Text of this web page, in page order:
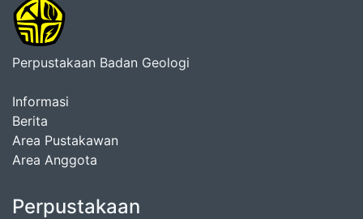
Perpustakaan Badan Geologi
Informasi
Berita
Area Pustakawan
Area Anggota
Perpustakaan